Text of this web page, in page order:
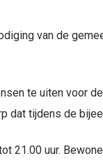
van de
te uiten voor
dat tijdens de
21.00 uur.